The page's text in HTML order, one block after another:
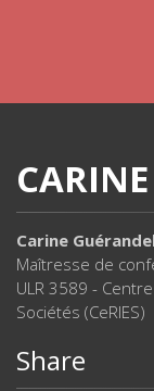
Carine
Maîtresse de
ULR 3589 -
Sociétés (CeRIES)
Share